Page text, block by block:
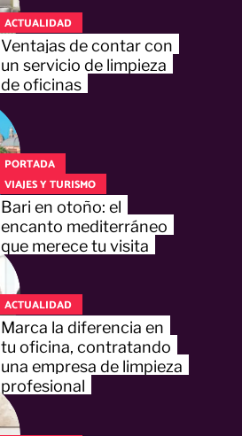
ACTUALIDAD
Ventajas de contar con
un servicio de limpieza
de oficinas
PORTADA
VIAJES Y TURISMO
Bari en otoño: el
encanto mediterráneo
que merece tu visita
ACTUALIDAD
Marca la diferencia en
tu oficina, contratando
una empresa de limpieza
profesional